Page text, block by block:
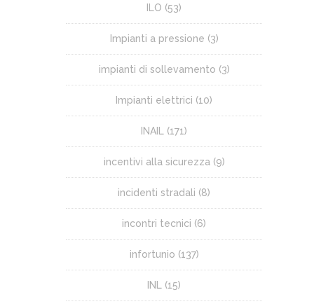
ILO (53)
Impianti a pressione (3)
impianti di sollevamento (3)
Impianti elettrici (10)
INAIL (171)
incentivi alla sicurezza(9)
incidenti stradali (8)
incontri tecnici (6)
infortunio (137)
INL (15)